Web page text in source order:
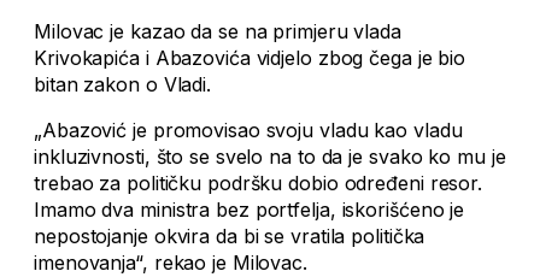
Milovac je kazao da se na primjeru vlada
Krivokapića i Abazovića vidjelo zbog čega je bio
bitan zakon o Vladi.
„Abazović je promovisao svoju vladu kao vladu
inkluzivnosti, što se svelo na to da je svako ko mu je
trebao za političku podršku dobio određeni resor.
Imamo dva ministra bez portfelja, iskorišćeno je
nepostojanje okvira da bi se vratila politička
imenovanja“, rekao je Milovac.